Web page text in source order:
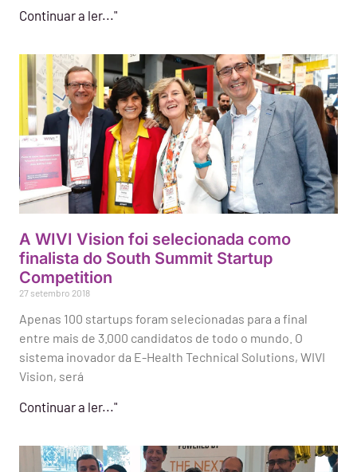
Continuar a ler..."
A WIVI Vision foi selecionada como
finalista do South Summit Startup
Competition
27 setembro 2018
Apenas 100 startups foram selecionadas para a final
entre mais de 3.000 candidatos de todo o mundo. O
sistema inovador da E-Health Technical Solutions, WIVI
Vision, será
Continuar a ler..."